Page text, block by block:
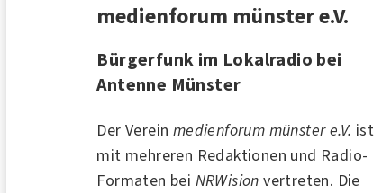
medienforum münster e.V.
Bürgerfunk im Lokalradio bei
Antenne Münster
Der Verein medienforum münster e.V. ist
mit mehreren Redaktionen und Radio-
Formaten bei NRWision vertreten. Die